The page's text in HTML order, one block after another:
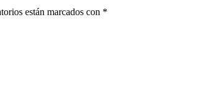
están marcados con *